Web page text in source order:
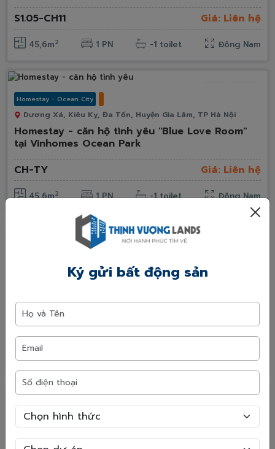
S1.05-CH11
Giá: Liên hệ
45,6m2 1 PN -1 toilet Đông Nam
Homestay - Ocean City
Dương Xá, Kiêu Kỵ, Đa Tốn, Huyện Gia Lâm, TP Hà Nội
Homestay - căn hộ tình yêu "Blue Love Room"
tại Vinhomes Ocean Park
CH-TY
Giá: Liên hệ
45,6m2 1 PN -1 toilet Đông Nam
Dương Xá, Kiêu Kỵ, Đa Tốn, Huyện Gia Lâm, TP Hà Nội
Lập Ngọc Trai Đảo lớn NT17-38
NT17-38
Giá: Liên hệ
141.8m 3 PN -1 toilet Tây Bắc
Mới
Hot
Homestay - Ocean City
Dương Xá, Kiêu Kỵ, Đa Tốn, Huyện Gia Lâm, TP Hà Nội
Homestay - HOGI Villa Vinhomes Ocean Park
Ký gửi bất động sản